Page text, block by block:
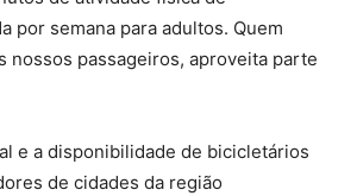
por semana para adultos. Quem
passageiros, aproveita parte
e a disponibilidade de bicicletários
de cidades da região